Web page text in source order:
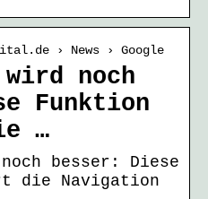
› News › Google
wird noch
Funktion
…
besser: Diese
die Navigation